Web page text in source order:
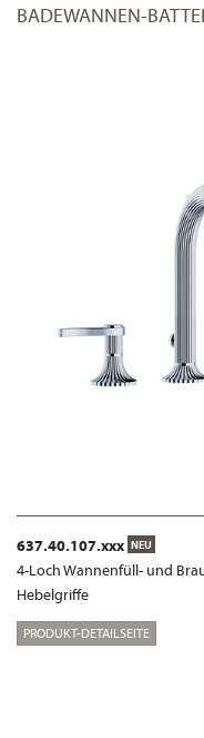
BADEWANNEN-
637.40.107.xxx NEU
4-Loch Wannenfüll- und
Hebelgriffe
PRODUKT-DETAILSEITE